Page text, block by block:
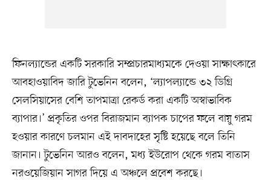
ফিনল্যান্ডের একটি সরকারি সম্প্রচারমাধ্যমকে দেওয়া সাক্ষাৎকারে
আবহাওয়াবিদ জারি টুভেনিন বলেন, ‘ল্যাপল্যান্ডে ৩২ ডিগ্রি
সেলসিয়াসের বেশি তাপমাত্রা রেকর্ড করা একটি অস্বাভাবিক
ব্যাপার।’ প্রকৃতির ওপর বিরাজমান ব্যাপক চাপের ফলে বায়ু গরম
হওয়ার কারণে চলমান এই দাবদাহের সৃষ্টি হয়েছে বলে তিনি
জানান। টুভেনিন আরও বলেন, মধ্য ইউরোপ থেকে গরম বাতাস
নরওয়েজিয়ান সাগর দিয়ে এ অঞ্চলে প্রবেশ করছে।